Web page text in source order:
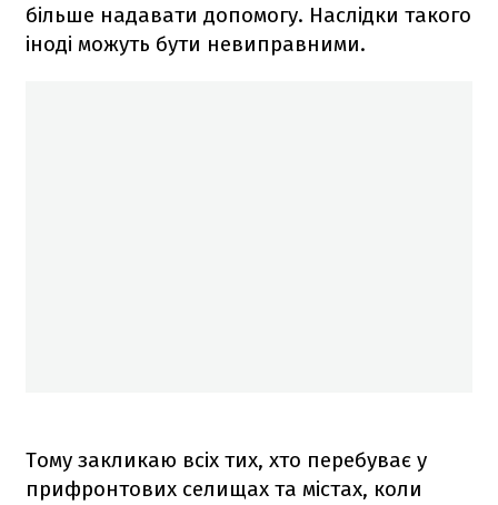
більше надавати допомогу. Наслідки такого
іноді можуть бути невиправними.
Тому закликаю всіх тих, хто перебуває у
прифронтових селищах та містах, коли